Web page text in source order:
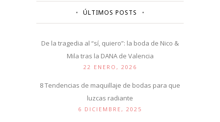
ÚLTIMOS POSTS
De la tragedia al “sí, quiero”: la boda de Nico &
Mila tras la DANA de Valencia
22 ENERO, 2026
8 Tendencias de maquillaje de bodas para que
luzcas radiante
6 DICIEMBRE, 2025